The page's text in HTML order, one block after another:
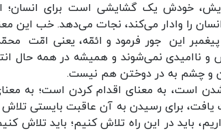
خودش یک گشایشی است برای انسان؛
را وادار می‌کند، نجات می‌دهد. خب این
پیغمبر این جور فرمود و ائمّه، یعنی امّت
ناامیدی نمی‌شوند و همیشه در همه حال
چشم به در دوختن هم نیست.
شدن است، به معنای اقدام کردن است؛ به
برای رسیدن به آن عاقبت بایستی تلاش
باید در این راه تلاش کنیم؛ باید تلاش